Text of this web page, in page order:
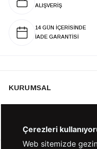
ALIŞVERİŞ
14 GÜN İÇERİSİNDE
İADE GARANTİSİ
KURUMSAL
Çerezleri
Web sitemizde